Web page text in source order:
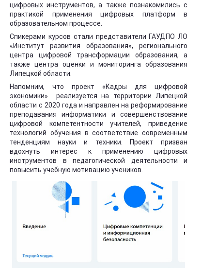
цифровых инструментов, а также познакомились с
практикой применения цифровых платформ в
образовательном процессе.
Спикерами курсов стали представители ГАУДПО ЛО
«Институт развития образования», регионального
центра цифровой трансформации образования, а
также центра оценки и мониторинга образования
Липецкой области.
Напомним, что проект «Кадры для цифровой
экономики» реализуется на территории Липецкой
области с 2020 года и направлен на реформирование
преподавания информатики и совершенствование
цифровой компетентности учителей, приведение
технологий обучения в соответствие современным
тенденциям науки и техники. Проект призван
вдохнуть интерес к применению цифровых
инструментов в педагогической деятельности и
повысить учебную мотивацию учеников.